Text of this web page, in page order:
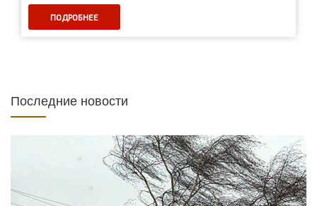
ПОДРОБНЕЕ
Последние новости